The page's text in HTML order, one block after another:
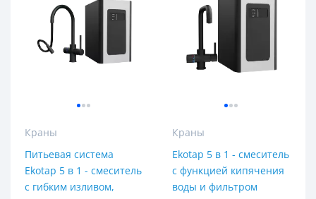
Краны
Питьевая система
Ekotap 5 в 1 - смеситель
с гибким изливом,
Краны
Ekotap 5 в 1 - смеситель
с функцией кипячения
воды и фильтром